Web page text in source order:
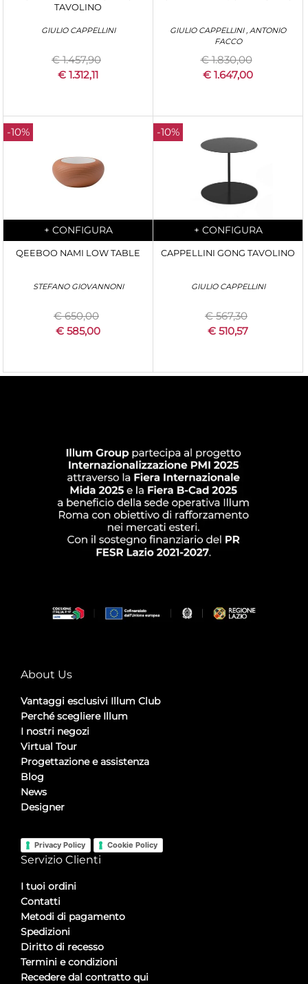
TAVOLINO
GIULIO CAPPELLINI
€ 1.457,90
€ 1.312,11
GIULIO CAPPELLINI , ANTONIO
FACCO
€ 1.830,00
€ 1.647,00
-10%
Quantità
+ CONFIGURA
QEEBOO NAMI LOW TABLE
STEFANO GIOVANNONI
€ 650,00
€ 585,00
-10%
Quantità
+ CONFIGURA
CAPPELLINI GONG TAVOLINO
GIULIO CAPPELLINI
€ 567,30
€ 510,57
About Us
Vantaggi esclusivi Illum Club
Perché scegliere Illum
I nostri negozi
Virtual Tour
Progettazione e assistenza
Blog
News
Designer
Privacy Policy Cookie Policy
Servizio Clienti
I tuoi ordini
Contatti
Metodi di pagamento
Spedizioni
Diritto di recesso
Termini e condizioni
Recedere dal contratto qui